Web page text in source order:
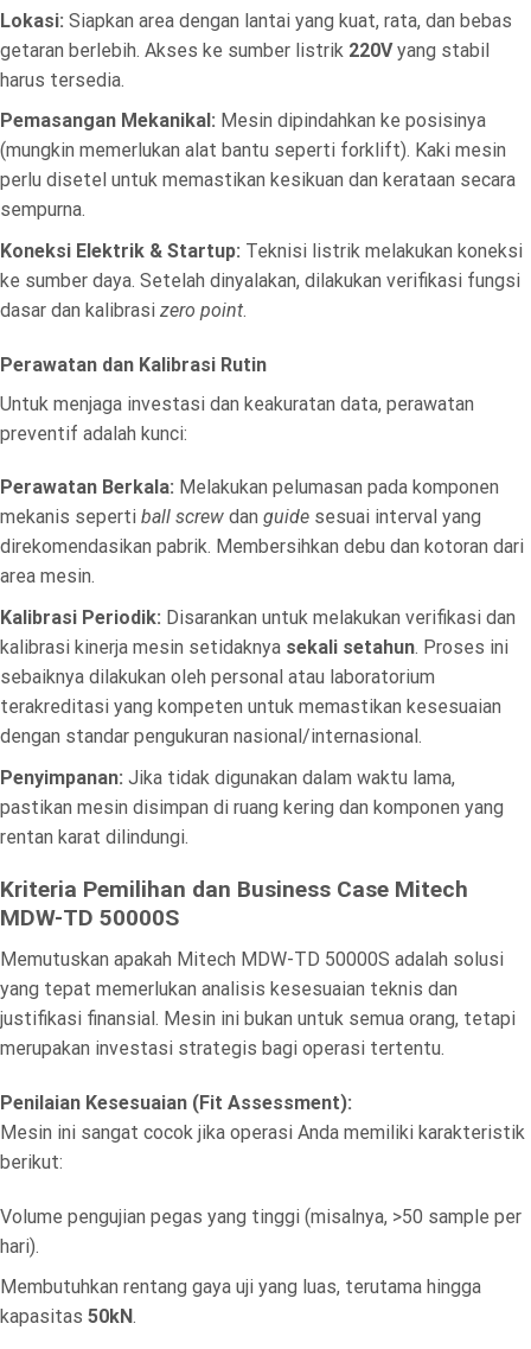
Lokasi: Siapkan area dengan lantai yang kuat, rata, dan bebas
getaran berlebih. Akses ke sumber listrik 220Vyang stabil
harus tersedia.
Pemasangan Mekanikal: Mesin dipindahkan ke posisinya
(mungkin memerlukan alat bantu seperti forklift). Kaki mesin
perlu disetel untuk memastikan kesikuan dan kerataan secara
sempurna.
Koneksi Elektrik & Startup: Teknisi listrik melakukan koneksi
ke sumber daya. Setelah dinyalakan, dilakukan verifikasi fungsi
dasar dan kalibrasi zero point.
Perawatan dan Kalibrasi Rutin
Untuk menjaga investasi dan keakuratan data, perawatan
preventif adalah kunci:
Perawatan Berkala: Melakukan pelumasan pada komponen
mekanis seperti ball screw dan guide sesuai interval yang
direkomendasikan pabrik. Membersihkan debu dan kotoran dari
area mesin.
Kalibrasi Periodik: Disarankan untuk melakukan verifikasi dan
kalibrasi kinerja mesin setidaknya sekali setahun. Proses ini
sebaiknya dilakukan oleh personal atau laboratorium
terakreditasi yang kompeten untuk memastikan kesesuaian
dengan standar pengukuran nasional/internasional.
Penyimpanan: Jika tidak digunakan dalam waktu lama,
pastikan mesin disimpan di ruang kering dan komponen yang
rentan karat dilindungi.
Kriteria Pemilihan dan Business Case Mitech
MDW-TD 50000S
Memutuskan apakah Mitech MDW-TD 50000S adalah solusi
yang tepat memerlukan analisis kesesuaian teknis dan
justifikasi finansial. Mesin ini bukan untuk semua orang, tetapi
merupakan investasi strategis bagi operasi tertentu.
Penilaian Kesesuaian (Fit Assessment):
Mesin ini sangat cocok jika operasi Anda memiliki karakteristik
berikut:
Volume pengujian pegas yang tinggi (misalnya, >50 sample per
hari).
Membutuhkan rentang gaya uji yang luas, terutama hingga
kapasitas 50kN.